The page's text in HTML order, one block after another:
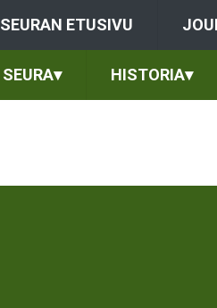
SEURAN ETUSIVU
SEURA▾ HISTORIA▾